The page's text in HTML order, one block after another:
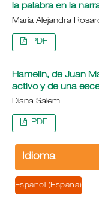
la palabra en la
María Alejandra
PDF
Hamelin, de Juan
activo y de una
Diana Salem
PDF
Idioma
Español (España)